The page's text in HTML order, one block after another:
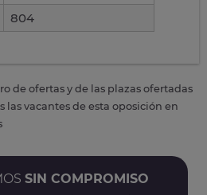
804
de ofertas y de las plazas ofertadas
las vacantes de esta oposición en
SIN COMPROMISO